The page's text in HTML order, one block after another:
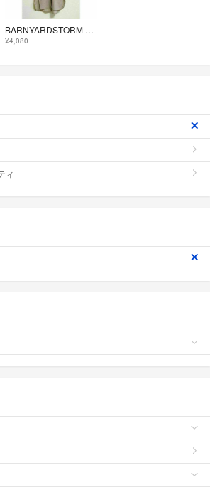
BARNYARDSTORM スモールカラーシャツワンピース チュニック ベージュ
¥4,080
ィ